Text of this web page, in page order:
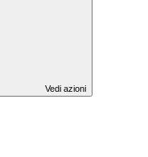
Vedi azioni